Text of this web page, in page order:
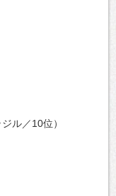
ル／10位）